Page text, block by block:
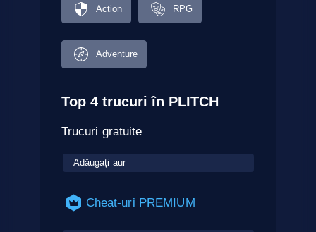
Action RPG
Adventure
Top 4 trucuri în PLITCH
Trucuri gratuite
Adăugați aur
Cheat-uri PREMIUM